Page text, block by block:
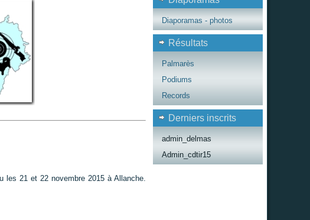
les 21 et 22 novembre 2015 à Allanche.
Diaporamas - photos
Résultats
Palmarès
Podiums
Records
Derniers inscrits
admin_delmas
Admin_cdtir15